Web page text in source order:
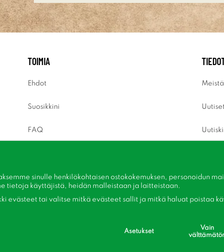
TOIMIA
Ehdot
Suosikkini
FAQ
Meistä
Uutiset
sinulle henkilökohtaisen ostokokemuksen, personoidun
tietoja käyttäjistä, heidän malleistaan ​​ja laitteistaan.
evästeet tai valitse mitkä evästeet sallit ja mitkä haluat poistaa
Asetukset
Vain